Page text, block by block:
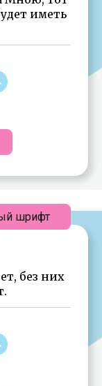
иметь
без них
шрифт